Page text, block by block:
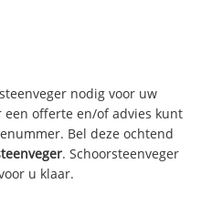
nodig voor uw
een offerte en/of advies kunt
Bel deze ochtend
. Schoorsteenveger
u klaar.